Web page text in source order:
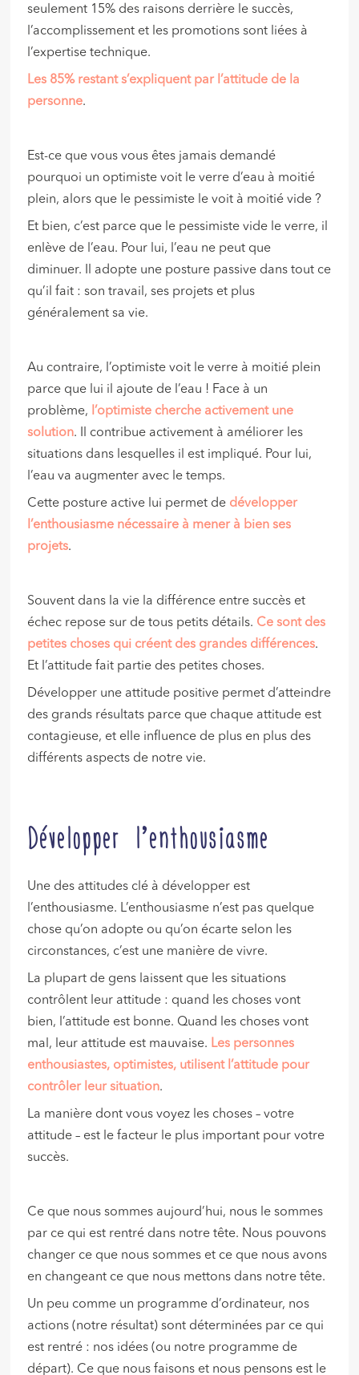
seulement 15% des raisons derrière le succès,
l’accomplissement et les promotions sont liées à
l’expertise technique.
Les 85% restant s’expliquent par l’attitude de la
personne.
Est-ce que vous vous êtes jamais demandé
pourquoi un optimiste voit le verre d’eau à moitié
plein, alors que le pessimiste le voit à moitié vide ?
Et bien, c’est parce que le pessimiste vide le verre, il
enlève de l’eau. Pour lui, l’eau ne peut que
diminuer. Il adopte une posture passive dans tout ce
qu’il fait : son travail, ses projets et plus
généralement sa vie.
Au contraire, l’optimiste voit le verre à moitié plein
parce que lui il ajoute de l’eau ! Face à un
problème, l’optimiste cherche activement une
solution. Il contribue activement à améliorer les
situations dans lesquelles il est impliqué. Pour lui,
l’eau va augmenter avec le temps.
Cette posture active lui permet de développer
l’enthousiasme nécessaire à mener à bien ses
projets.
Souvent dans la vie la différence entre succès et
échec repose sur de tous petits détails. Ce sont des
petites choses qui créent des grandes différences.
Et l’attitude fait partie des petites choses.
Développer une attitude positive permet d’atteindre
des grands résultats parce que chaque attitude est
contagieuse, et elle influence de plus en plus des
différents aspects de notre vie.
Développer l’enthousiasme
Une des attitudes clé à développer est
l’enthousiasme. L’enthousiasme n’est pas quelque
chose qu’on adopte ou qu’on écarte selon les
circonstances, c’est une manière de vivre.
La plupart de gens laissent que les situations
contrôlent leur attitude : quand les choses vont
bien, l’attitude est bonne. Quand les choses vont
mal, leur attitude est mauvaise. Les personnes
enthousiastes, optimistes, utilisent l’attitude pour
contrôler leur situation.
La manière dont vous voyez les choses – votre
attitude – est le facteur le plus important pour votre
succès.
Ce que nous sommes aujourd’hui, nous le sommes
par ce qui est rentré dans notre tête. Nous pouvons
changer ce que nous sommes et ce que nous avons
en changeant ce que nous mettons dans notre tête.
Un peu comme un programme d’ordinateur, nos
actions (notre résultat) sont déterminées par ce qui
est rentré : nos idées (ou notre programme de
départ). Ce que nous faisons et nous pensons est le